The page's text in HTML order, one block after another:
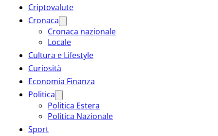
Criptovalute
Cronaca
Cronaca nazionale
Locale
Cultura e Lifestyle
Curiosità
Economia Finanza
Politica
Politica Estera
Politica Nazionale
Sport